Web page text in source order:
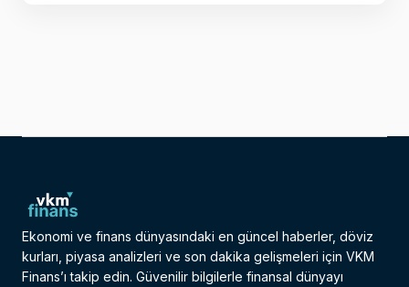
Ekonomi ve finans dünyasındaki en güncel haberler, döviz
kurları, piyasa analizleri ve son dakika gelişmeleri için VKM
Finans’ı takip edin. Güvenilir bilgilerle finansal dünyayı